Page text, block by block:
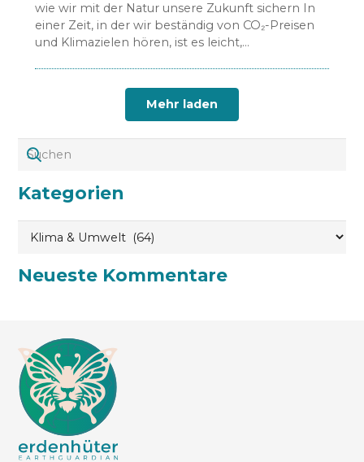
wie wir mit der Natur unsere Zukunft sichern In
einer Zeit, in der wir beständig von CO₂-Preisen
und Klimazielen hören, ist es leicht,…
Mehr laden
Kategorien
Neueste Kommentare